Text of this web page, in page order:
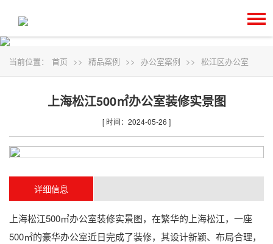
当前位置： 首页 >> 精品案例 >> 办公室案例 >> 松江区办公室
上海松江500㎡办公室装修实景图
[ 时间：2024-05-26 ]
详细信息
上海松江500㎡办公室装修实景图，在繁华的上海松江，一座
500㎡的豪华办公室近日完成了装修，其设计新颖、布局合理，